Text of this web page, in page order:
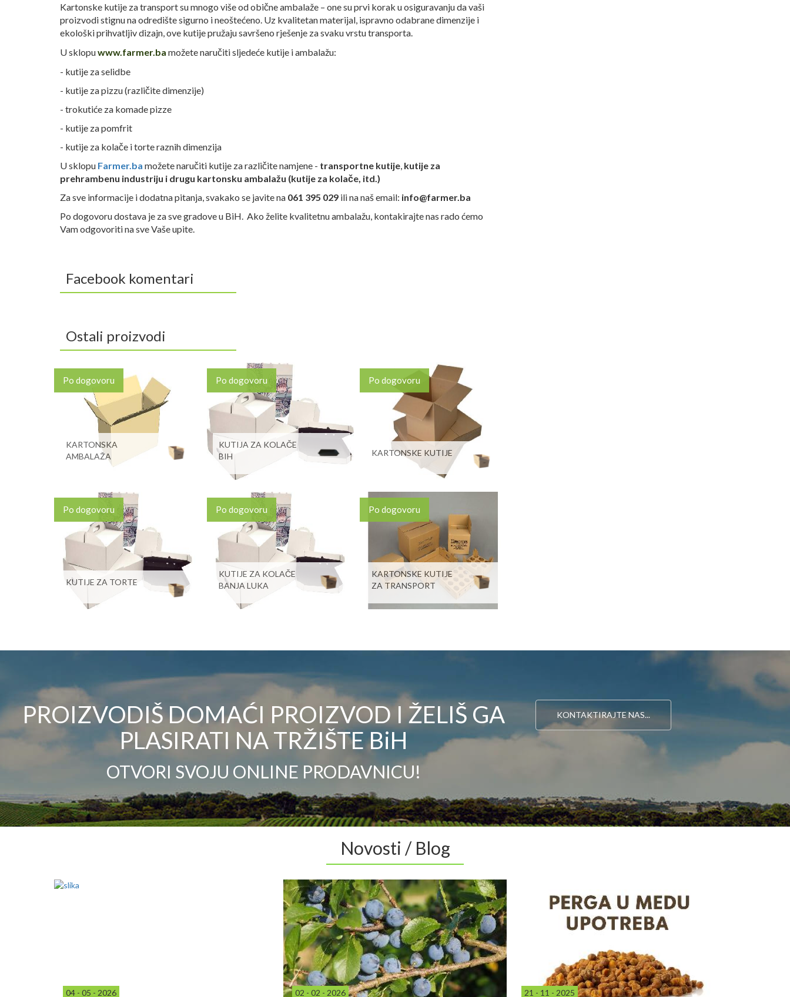
Kartonske kutije za transport su mnogo više od obične ambalaže – one su prvi korak u osiguravanju da vaši
proizvodi stignu na odredište sigurno i neoštećeno. Uz kvalitetan materijal, ispravno odabrane dimenzije i
ekološki prihvatljiv dizajn, ove kutije pružaju savršeno rješenje za svaku vrstu transporta.
U sklopuwww.farmer.ba možete naručiti sljedeće kutije i ambalažu:
- kutije za selidbe
- kutije za pizzu (različite dimenzije)
- trokutiće za komade pizze
- kutije za pomfrit
- kutije za kolače i torte raznih dimenzija
U sklopu Farmer.ba možete naručiti kutije za različite namjene - transportne kutije, kutije za
prehrambenu industriju i drugu kartonsku ambalažu (kutije za kolače, itd.)
Za sve informacije i dodatna pitanja, svakako se javite na 061 395 029 ili na naš email: info@farmer.ba
Po dogovoru dostava je za sve gradove u BiH. Ako želite kvalitetnu ambalažu, kontakirajte nas rado ćemo
Vam odgovoriti na sve Vaše upite.
Facebook komentari
Ostali proizvodi
Po dogovoru
KARTONSKA
AMBALAŽA
Po dogovoru
KUTIJA ZA KOLAČE
BIH
Po dogovoru
KARTONSKE KUTIJE
Po dogovoru
KUTIJE ZA TORTE
Po dogovoru
KUTIJE ZA KOLAČE
BANJA LUKA
Po dogovoru
KARTONSKE KUTIJE
ZA TRANSPORT
PROIZVODIŠ DOMAĆI PROIZVOD I ŽELIŠ GA
PLASIRATI NA TRŽIŠTE BiH
OTVORI SVOJU ONLINE PRODAVNICU!
KONTAKTIRAJTE NAS...
Novosti / Blog
04 - 05 - 2026 02 - 02 - 2026 21 - 11 - 2025